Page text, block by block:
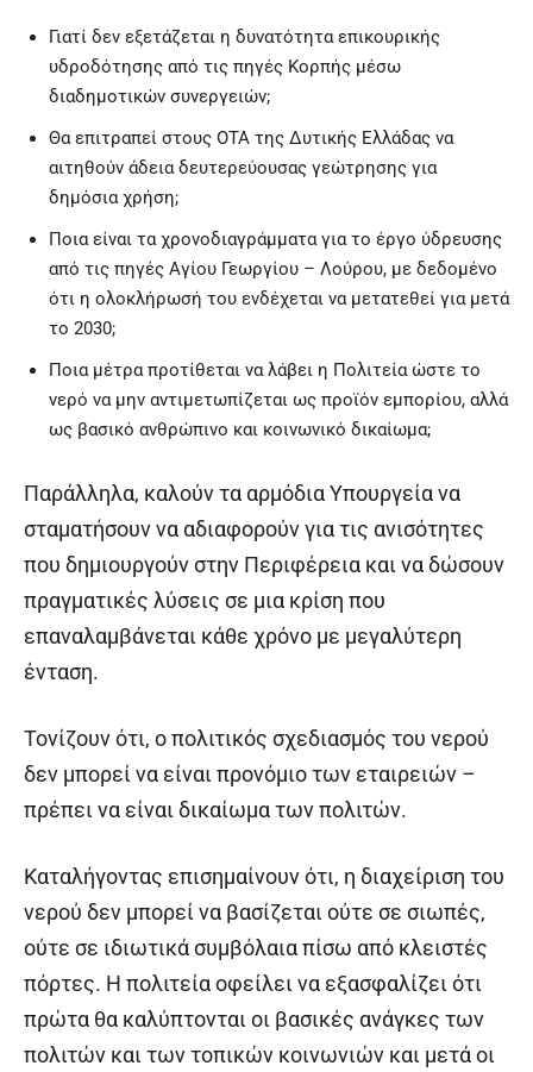
Γιατί δεν εξετάζεται η δυνατότητα επικουρικής
υδροδότησης από τις πηγές Κορπής μέσω
διαδημοτικών συνεργειών;
Θα επιτραπεί στους ΟΤΑ της Δυτικής Ελλάδας να
αιτηθούν άδεια δευτερεύουσας γεώτρησης για
δημόσια χρήση;
Ποια είναι τα χρονοδιαγράμματα για το έργο ύδρευσης
από τις πηγές Αγίου Γεωργίου – Λούρου, με δεδομένο
ότι η ολοκλήρωσή του ενδέχεται να μετατεθεί για μετά
το 2030;
Ποια μέτρα προτίθεται να λάβει η Πολιτεία ώστε το
νερό να μην αντιμετωπίζεται ως προϊόν εμπορίου, αλλά
ως βασικό ανθρώπινο και κοινωνικό δικαίωμα;
Παράλληλα, καλούν τα αρμόδια Υπουργεία να
σταματήσουν να αδιαφορούν για τις ανισότητες
που δημιουργούν στην Περιφέρεια και να δώσουν
πραγματικές λύσεις σε μια κρίση που
επαναλαμβάνεται κάθε χρόνο με μεγαλύτερη
ένταση.
Τονίζουν ότι, ο πολιτικός σχεδιασμός του νερού
δεν μπορεί να είναι προνόμιο των εταιρειών –
πρέπει να είναι δικαίωμα των πολιτών.
Καταλήγοντας επισημαίνουν ότι, η διαχείριση του
νερού δεν μπορεί να βασίζεται ούτε σε σιωπές,
ούτε σε ιδιωτικά συμβόλαια πίσω από κλειστές
πόρτες. Η πολιτεία οφείλει να εξασφαλίζει ότι
πρώτα θα καλύπτονται οι βασικές ανάγκες των
πολιτών και των τοπικών κοινωνιών και μετά οι